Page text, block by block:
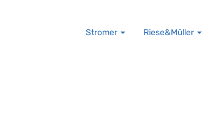
Stromer Riese&Müller